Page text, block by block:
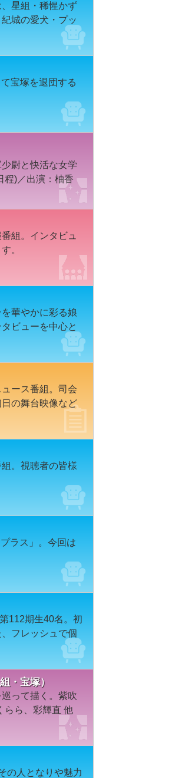
星組・稀惺かず
城の愛犬・プッ
宝塚を退団する
尉と快活な女学
程)／出演：柚香
組。インタビュ
。
華やかに彩る娘
ビューを中心と
ース番組。司会
の舞台映像など
。視聴者の皆様
ラス」。今回は
112期生40名。初
フレッシュで個
・宝塚）
って描く。紫吹
らら、彩輝直 他
の人となりや魅力